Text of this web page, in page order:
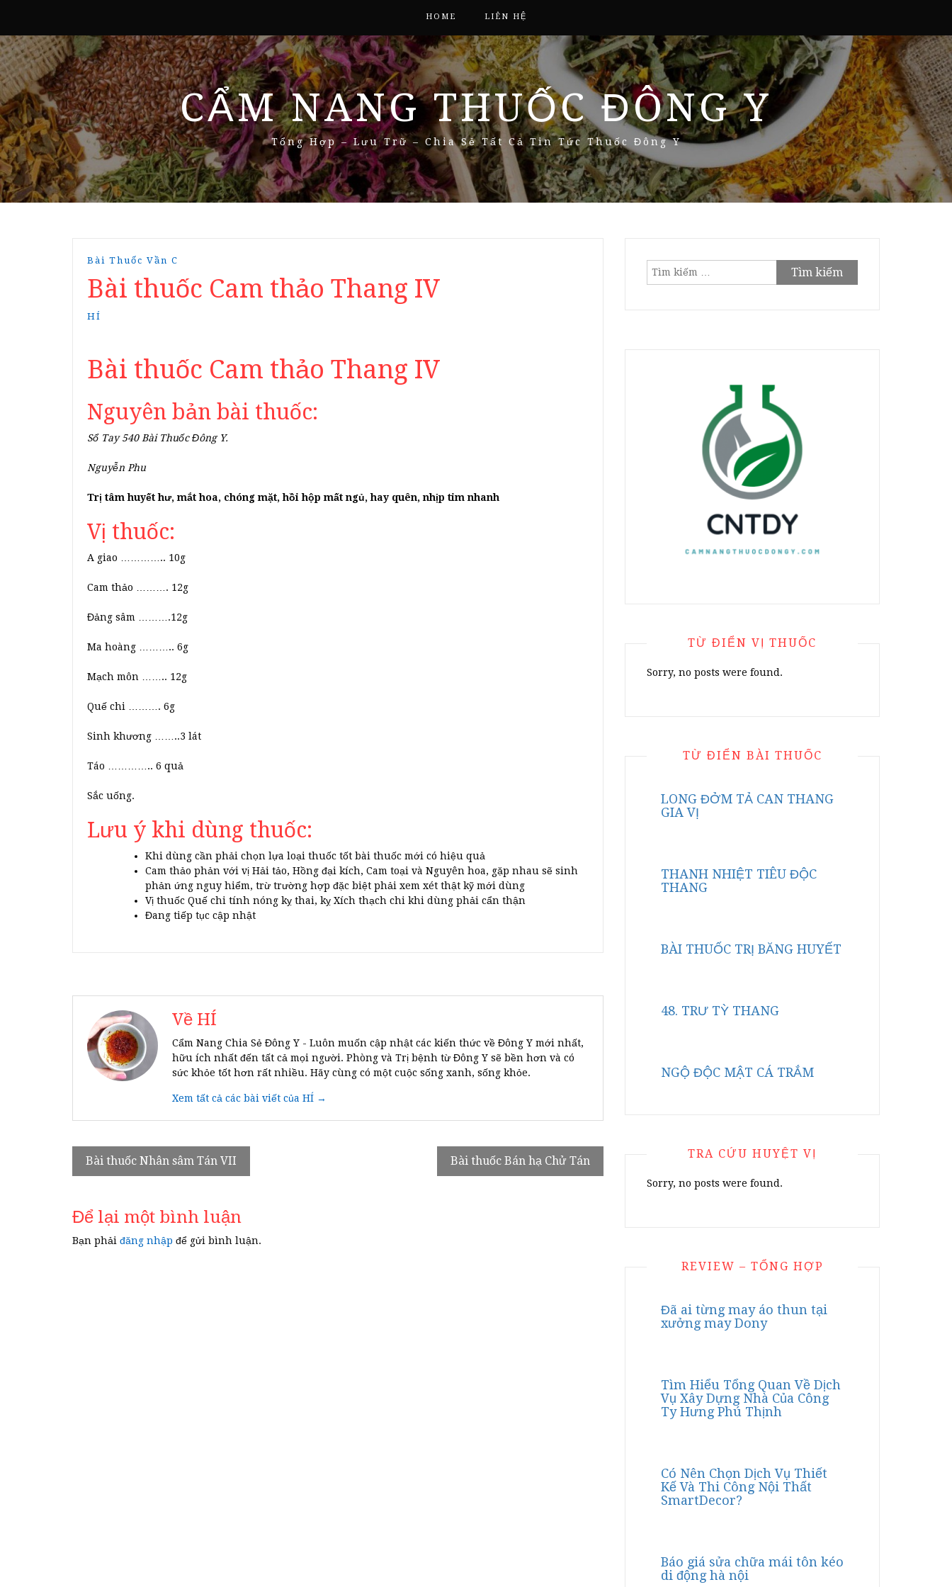
HOME LIÊN HỆ
CẨM NANG THUỐC ĐÔNG Y
Tổng Hợp – Lưu Trữ – Chia Sẻ Tất Cả Tin Tức Thuốc Đông Y
Bài Thuốc Vần C
Bài thuốc Cam thảo Thang IV
HÍ
Bài thuốc Cam thảo Thang IV
Nguyên bản bài thuốc:
Sổ Tay 540 Bài Thuốc Đông Y.
Nguyễn Phu
Trị tâm huyết hư, mắt hoa, chóng mặt, hồi hộp mất ngủ, hay quên, nhịp tim nhanh
Vị thuốc:
A giao ………….. 10g
Cam thảo ………. 12g
Đảng sâm ……….12g
Ma hoàng ……….. 6g
Mạch môn …….. 12g
Quế chi ………. 6g
Sinh khương ……..3 lát
Táo ………….. 6 quả
Sắc uống.
Lưu ý khi dùng thuốc:
Khi dùng cần phải chọn lựa loại thuốc tốt bài thuốc mới có hiệu quả
Cam thảo phản với vị Hải tảo, Hồng đại kích, Cam toại và Nguyên hoa, gặp nhau sẽ sinh
phản ứng nguy hiểm, trừ trường hợp đặc biệt phải xem xét thật kỹ mới dùng
Vị thuốc Quế chi tính nóng kỵ thai, kỵ Xích thạch chi khi dùng phải cẩn thận
Đang tiếp tục cập nhật
Về HÍ
Cẩm Nang Chia Sẻ Đông Y - Luôn muốn cập nhật các kiến thức về Đông Y mới nhất,
hữu ích nhất đến tất cả mọi người. Phòng và Trị bệnh từ Đông Y sẽ bền hơn và có
sức khỏe tốt hơn rất nhiều. Hãy cùng có một cuộc sống xanh, sống khỏe.
Xem tất cả các bài viết của HÍ →
Điều
hướng
bài
viết
Bài thuốc Nhân sâm Tán VII Bài thuốc Bán hạ Chử Tán
Để lại một bình luận
Bạn phải đăng nhập để gửi bình luận.
Tìm
TỪ ĐIỂN VỊ THUỐC
Sorry, no posts were found.
TỪ ĐIỂN BÀI THUỐC
LONG ĐỞM TẢ CAN THANG
GIA VỊ
THANH NHIỆT TIÊU ĐỘC
THANG
BÀI THUỐC TRỊ BĂNG HUYẾT
48. TRƯ TỲ THANG
NGỘ ĐỘC MẬT CÁ TRẮM
TRA CỨU HUYỆT VỊ
Sorry, no posts were found.
REVIEW – TỔNG HỢP
Đã ai từng may áo thun tại
xưởng may Dony
Tìm Hiểu Tổng Quan Về Dịch
Vụ Xây Dựng Nhà Của Công
Ty Hưng Phú Thịnh
Có Nên Chọn Dịch Vụ Thiết
Kế Và Thi Công Nội Thất
SmartDecor?
Báo giá sửa chữa mái tôn kéo
di động hà nội